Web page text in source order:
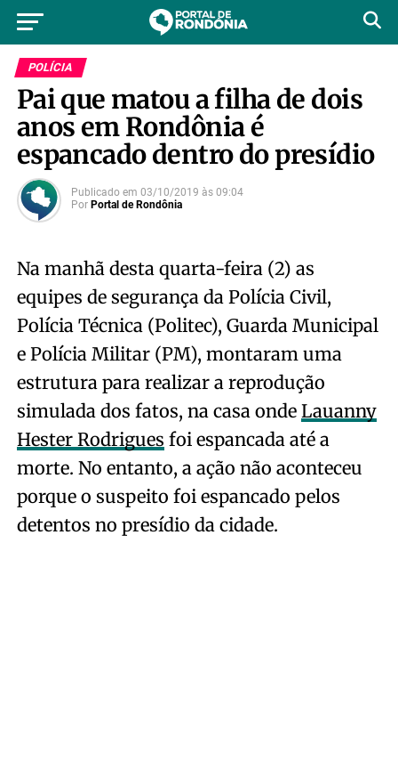
POLÍCIA
Pai que matou a filha de dois
anos em Rondônia é
espancado dentro do presídio
Publicado em 03/10/2019 às 09:04
Por Portal de Rondônia
Na manhã desta quarta-feira (2) as
equipes de segurança da Polícia Civil,
Polícia Técnica (Politec), Guarda Municipal
e Polícia Militar (PM), montaram uma
estrutura para realizar a reprodução
simulada dos fatos, na casa onde Lauanny
Hester Rodrigues foi espancada até a
morte. No entanto, a ação não aconteceu
porque o suspeito foi espancado pelos
detentos no presídio da cidade.